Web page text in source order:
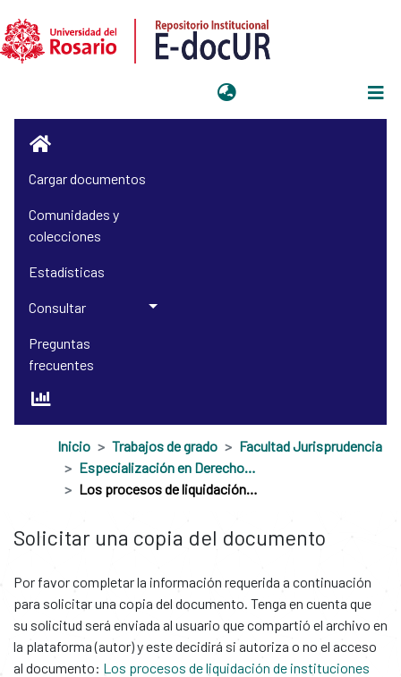
Cargar documentos
Comunidades y
colecciones
Estadísticas
Consultar
Preguntas
frecuentes
Inicio Trabajos de grado
Facultad Jurisprudencia
Especialización en Derecho Financiero
Los procesos de liquidación de instituciones financieras hacia una estructura eficaz
Solicitar una copia del documento
Por favor completar la información requerida a continuación
para solicitar una copia del documento. Tenga en cuenta que
su solicitud será enviada al usuario que compartió el archivo en
la plataforma (autor) y este decidirá si autoriza o no el acceso
al documento: Los procesos de liquidación de instituciones